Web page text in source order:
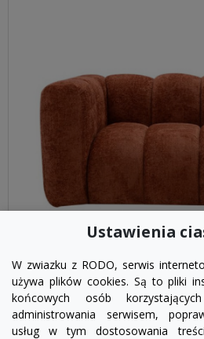
Ustawienia
W zwiazku z RODO, serwis
używa plików cookies. Są to pliki
końcowych osób
administrowania serwisem,
usług w tym dostosowania